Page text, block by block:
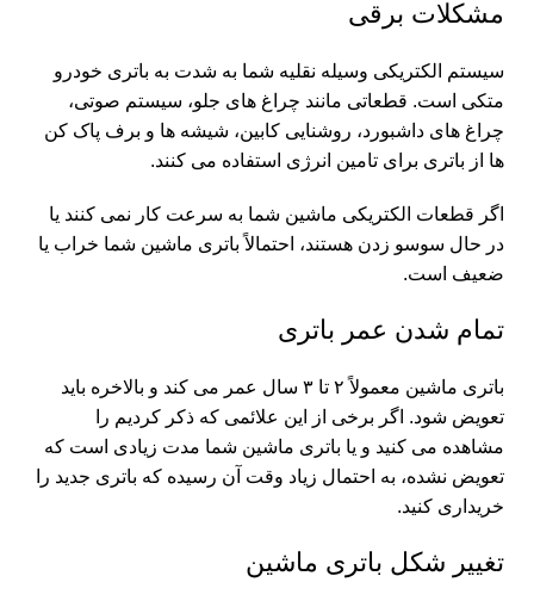
مشکلات برقی
سیستم الکتریکی وسیله نقلیه شما به شدت به باتری خودرو
متکی است. قطعاتی مانند چراغ های جلو، سیستم صوتی،
چراغ های داشبورد، روشنایی کابین، شیشه ها و برف پاک کن
ها از باتری برای تامین انرژی استفاده می کنند.
اگر قطعات الکتریکی ماشین شما به سرعت کار نمی کنند یا
در حال سوسو زدن هستند، احتمالاً باتری ماشین شما خراب یا
ضعیف است.
تمام شدن عمر باتری
باتری ماشین معمولاً ۲ تا ۳ سال عمر می کند و بالاخره باید
تعویض شود. اگر برخی از این علائمی که ذکر کردیم را
مشاهده می کنید و یا باتری ماشین شما مدت زیادی است که
تعویض نشده، به احتمال زیاد وقت آن رسیده که باتری جدید را
خریداری کنید.
تغییر شکل باتری ماشین